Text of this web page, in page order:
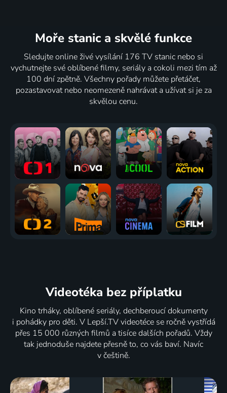
Moře stanic a skvělé funkce
Sledujte online živé vysílání 176 TV stanic nebo si
vychutnejte své oblíbené filmy, seriály a cokoli mezi tím až
100 dní zpětně. Všechny pořady můžete přetáčet,
pozastavovat nebo neomezeně nahrávat a užívat si je za
skvělou cenu.
Videotéka bez příplatku
Kino trháky, oblíbené seriály, dechberoucí dokumenty
i pohádky pro děti. V Lepší.TV videotéce se ročně vystřídá
přes 15 000 různých filmů a tisíce dalších pořadů. Vždy
tak jednoduše najdete přesně to, co vás baví. Navíc
v češtině.